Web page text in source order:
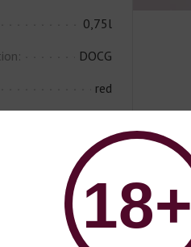
18+
0,75l
DOCG
red
2012